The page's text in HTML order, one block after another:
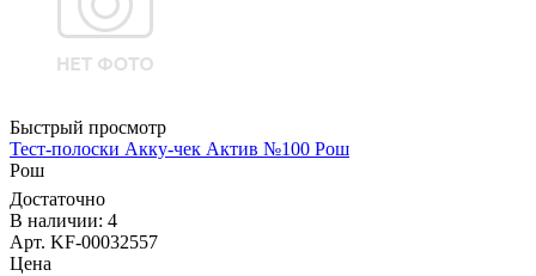
Быстрый просмотр
Тест-полоски Акку-чек Актив №100 Рош
Рош
Достаточно
В наличии: 4
Арт. KF-00032557
Цена